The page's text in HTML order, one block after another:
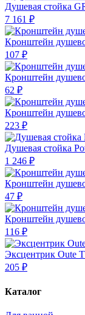
Душевая стойка
7 161 ₽
Кронштейн
107 ₽
Кронштейн
62 ₽
Кронштейн
223 ₽
Душевая стойка
1 246 ₽
Кронштейн
47 ₽
Кронштейн
116 ₽
Эксцентрик Oute
205 ₽
Каталог